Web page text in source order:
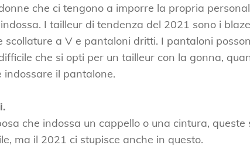
che ci tengono a imporre la propria
I tailleur di tendenza del 2021 sono i
a V e pantaloni dritti. I pantaloni
che si opti per un tailleur con la gonna,
indossare il pantalone.
che indossa un cappello o una cintura, queste
ma il 2021 ci stupisce anche in questo.